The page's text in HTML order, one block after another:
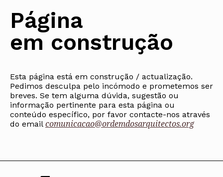
Nacional
Conselho Fiscal
Conselho Diretivo Regional
Conselho de Disciplina
Regional
Colégios
CAU
Glossário de
Arquitectura de
Autor
Protocolos
Institucionais
Protocolos Comerciais
SILUC
Apoio jurídico
Madeira
Açores
Notícias
Centro
Lisboa e Vale do Tejo
Alentejo
Algarve
Madeira
Açores
Página
em construção
Esta página está em construção / actualização.
Pedimos desculpa pelo incómodo e prometemos ser
breves. Se tem alguma dúvida, sugestão ou
informação pertinente para esta página ou
conteúdo específico, por favor contacte-nos através
do email comunicacao@ordemdosarquitectos.org